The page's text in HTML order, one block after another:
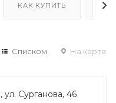
КАК КУПИТЬ
Списком На карте
ул. Сурганова, 46